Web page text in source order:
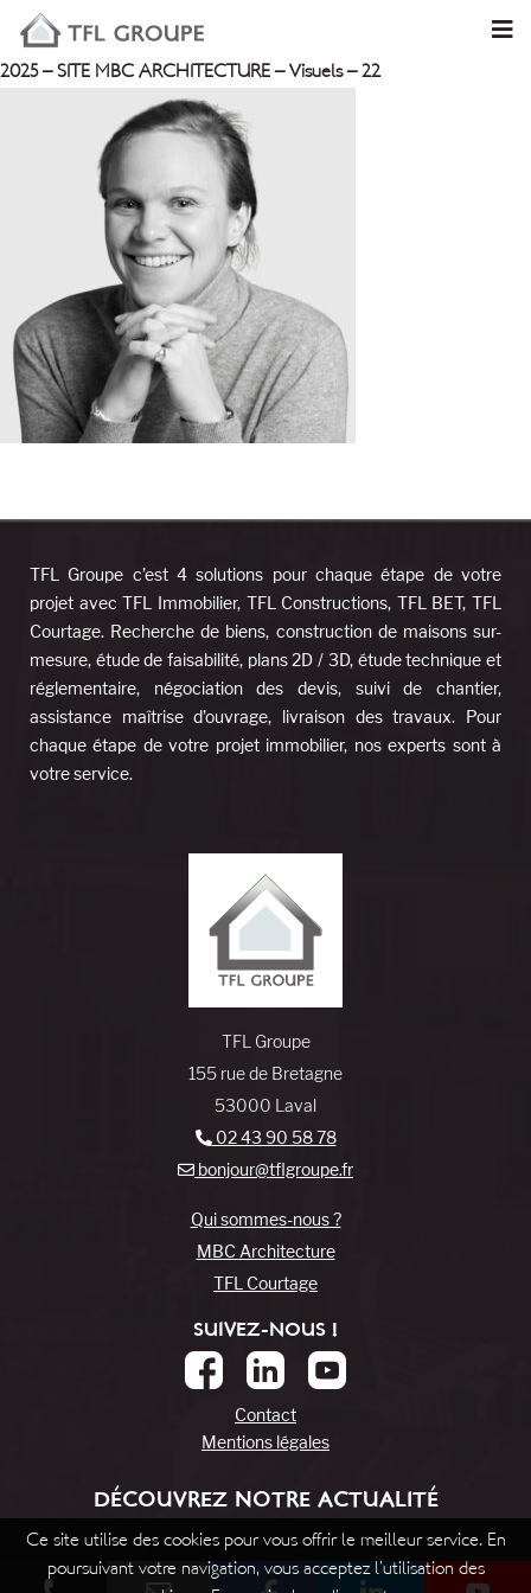
2025 – SITE MBC ARCHITECTURE – Visuels – 22
TFL Groupe c’est 4 solutions pour chaque étape de votre
projet avec TFL Immobilier, TFL Constructions, TFL BET, TFL
Courtage. Recherche de biens, construction de maisons sur-
mesure, étude de faisabilité, plans 2D / 3D, étude technique et
réglementaire, négociation des devis, suivi de chantier,
assistance maîtrise d’ouvrage, livraison des travaux. Pour
chaque étape de votre projet immobilier, nos experts sont à
votre service.
TFL Groupe
155 rue de Bretagne
53000 Laval
02 43 90 58 78
bonjour@tflgroupe.fr
Qui sommes-nous ?
MBC Architecture
TFL Courtage
SUIVEZ-NOUS !
Contact
Mentions légales
DÉCOUVREZ NOTRE ACTUALITÉ
Ce site utilise des cookies pour vous offrir le meilleur service. En
poursuivant votre navigation, vous acceptez l’utilisation des